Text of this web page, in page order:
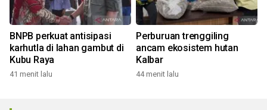
BNPB perkuat antisipasi
karhutla di lahan gambut di
Kubu Raya
41 menit lalu
Perburuan trenggiling
ancam ekosistem hutan
Kalbar
44 menit lalu